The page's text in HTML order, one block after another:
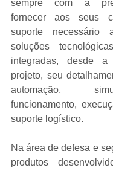
sempre com a
fornecer aos seus
suporte necessário
soluções
integradas, desde
projeto, seu
automação,
funcionamento,
suporte logístico.
Na área de defesa e
produtos